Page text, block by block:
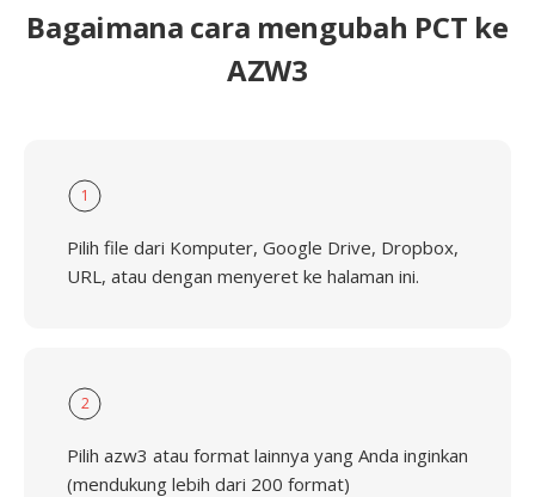
Bagaimana cara mengubah PCT ke
AZW3
1
Pilih file dari Komputer, Google Drive, Dropbox,
URL, atau dengan menyeret ke halaman ini.
2
Pilih azw3 atau format lainnya yang Anda inginkan
(mendukung lebih dari 200 format)